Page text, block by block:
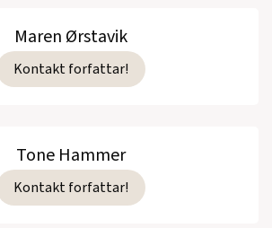
Maren Ørstavik
Kontakt forfattar!
Tone Hammer
Kontakt forfattar!